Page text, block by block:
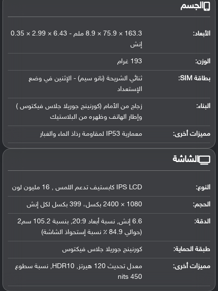
الجسم
الأبعاد:
163.3 × 75.9 × 8.9 ملم - 6.43 × 2.99 × 0.35
إنش
الوزن: 193 غرام
بطاقة SIM:
ثنائي الشريحة (نانو سيم) - الإثنين في وضع
الإستعداد
البناء:
زجاج من الأمام (كورنينج جوريلا جلاس فيكتوس )
وإطار الهاتف وظهره من البلاستيك
مميزات أخرى: معمارية IP53 لمقاومة رذاذ الماء والغبار
الشاشة
النوع: IPS LCD كابستيف تدعم اللمس , 16 مليون لون
الحجم: 1080 × 2400 بكسل، 399 بكسل لكل إنش
الدقة:
6.6 إنش, نسبة أبعاد 20:9, بنسبة 105.2 سم2
(حوالي 84.9 ٪ نسبة إستحواذ الشاشة)
طبقة الحماية: كورنينج جوريلا جلاس فيكتوس
مميزات أخرى:
معدل تحديث 120 هيرتز, HDR10, نسبة سطوع
450 nits